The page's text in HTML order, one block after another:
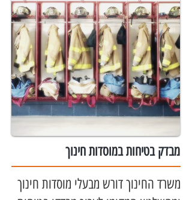
מבדק בטיחות במוסדות חינוך
משרד החינוך דורש מבעלי מוסדות חינוך